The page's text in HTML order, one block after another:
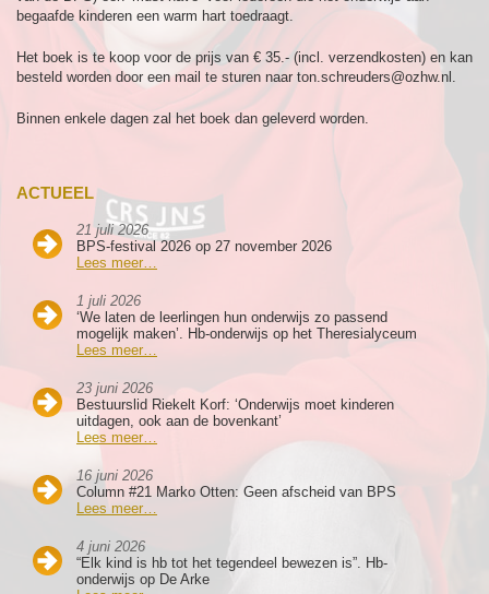
ACTUEEL
21 juli 2026
BPS-festival 2026 op 27 november 2026
Lees meer…
1 juli 2026
‘We laten de leerlingen hun onderwijs zo passend
mogelijk maken’. Hb-onderwijs op het Theresialyceum
Lees meer…
23 juni 2026
Bestuurslid Riekelt Korf: ‘Onderwijs moet kinderen
uitdagen, ook aan de bovenkant’
Lees meer…
16 juni 2026
Column #21 Marko Otten: Geen afscheid van BPS
Lees meer…
4 juni 2026
“Elk kind is hb tot het tegendeel bewezen is”. Hb-
onderwijs op De Arke
begaafde kinderen een warm hart toedraagt.
Het boek is te koop voor de prijs van € 35.- (incl. verzendkosten) en kan
besteld worden door een mail te sturen naar ton.schreuders@ozhw.nl.
Binnen enkele dagen zal het boek dan geleverd worden.